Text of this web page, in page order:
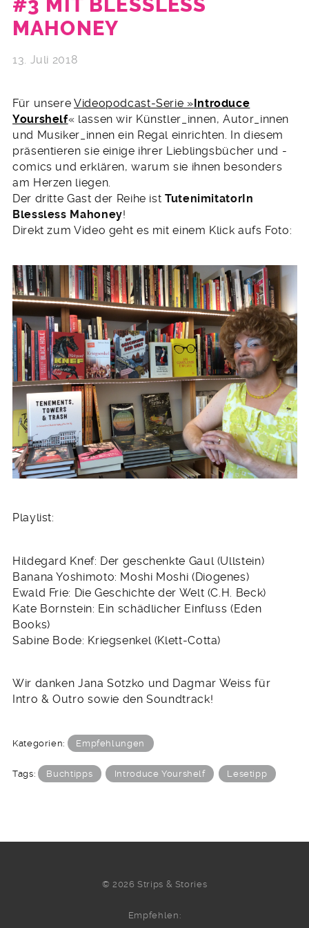
#3 MIT BLESSLESS
MAHONEY
13. Juli 2018
Für unsere Videopodcast-Serie »Introduce
Yourshelf« lassen wir Künstler_innen, Autor_innen
und Musiker_innen ein Regal einrichten. In diesem
präsentieren sie einige ihrer Lieblingsbücher und -
comics und erklären, warum sie ihnen besonders
am Herzen liegen.
Der dritte Gast der Reihe istTutenimitatorIn
Blessless Mahoney!
Direkt zum Video geht es mit einem Klick aufs Foto:
Playlist:
Hildegard Knef: Der geschenkte Gaul (Ullstein)
Banana Yoshimoto: Moshi Moshi (Diogenes)
Ewald Frie: Die Geschichte der Welt (C.H. Beck)
Kate Bornstein: Ein schädlicher Einfluss (Eden
Books)
Sabine Bode: Kriegsenkel (Klett-Cotta)
Wir danken Jana Sotzko und Dagmar Weiss für
Intro & Outro sowie den Soundtrack!
Kategorien: Empfehlungen
Tags: Buchtipps Introduce Yourshelf Lesetipp
© 2026 Strips & Stories
Empfehlen: